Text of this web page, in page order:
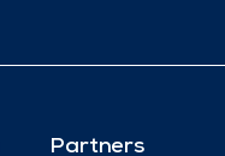
Partners